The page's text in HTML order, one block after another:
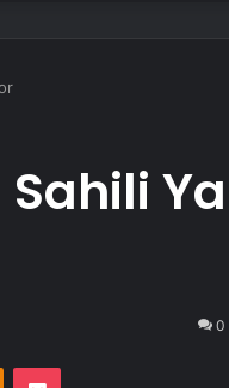
0
Odnoklassniki
Pocket